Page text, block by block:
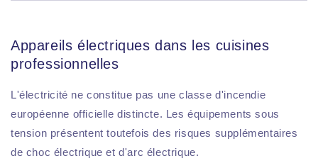
Appareils électriques dans les cuisines
professionnelles
L'électricité ne constitue pas une classe d'incendie
européenne officielle distincte. Les équipements sous
tension présentent toutefois des risques supplémentaires
de choc électrique et d'arc électrique.